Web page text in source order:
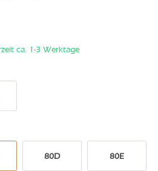
ca. 1-3 Werktage
80D 80E